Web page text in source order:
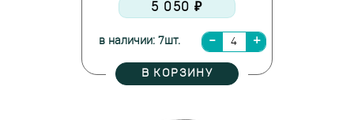
5 050 ₽
в наличии: 7шт.
В КОРЗИНУ